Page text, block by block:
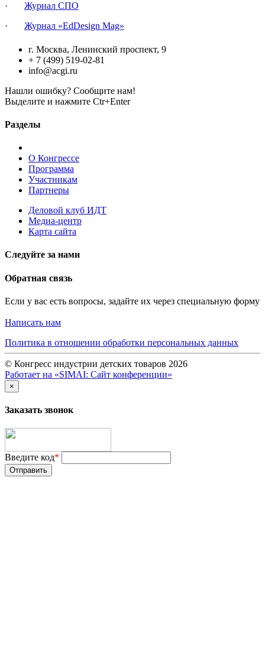
· Журнал СПО
· Журнал «EdDesign Mag»
г. Москва, Ленинский проспект, 9
+ 7 (499) 519-02-81
info@acgi.ru
Нашли ошибку? Сообщите нам!
Выделите и нажмите Ctr+Enter
Разделы
О Конгрессе
Программа
Участникам
Партнеры
Деловой клуб ИДТ
Медиа-центр
Карта сайта
Следуйте за нами
Обратная связь
Если у вас есть вопросы, задайте их через специальную форму
Написать нам
Политика в отношении обработки персональных данных
© Конгресс индустрии детских товаров 2026
Работает на «SIMAI: Сайт конференции»
×
Заказать звонок
Введите код*
Отправить